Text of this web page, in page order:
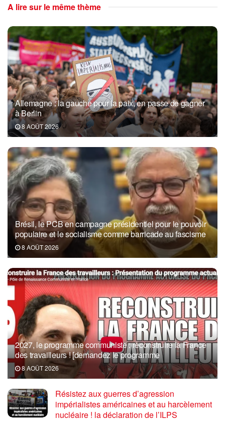
A lire sur le même thème
Allemagne : la gauche pour la paix, en passe de gagner
à Berlin
8 AOÛT 2026
Brésil, le PCB en campagne présidentiel pour le pouvoir
populaire et le socialisme comme barricade au fascisme
8 AOÛT 2026
2027, le programme communiste : reconstruire la France
des travailleurs ! [demandez le programme
8 AOÛT 2026
Résistez aux guerres d’agression
impérialistes américaines et au harcèlement
nucléaire ! la déclaration de l’ILPS